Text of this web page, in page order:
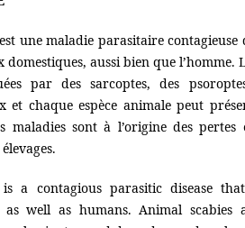
une maladie parasitaire
domestiques, aussi bien que l’homme.
par des sarcoptes, des
et chaque espèce animale peut
maladies sont à l’origine des pertes
is a contagious parasitic disease
as well as humans. Animal scabies